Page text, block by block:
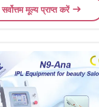
सर्वोत्तम मूल्य प्राप्त करें